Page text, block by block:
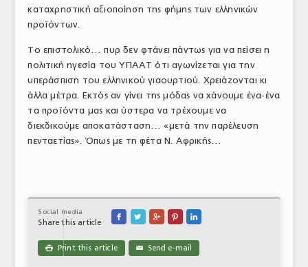
καταχρηστική αξιοποίηση της φήμης των ελληνικών
προϊόντων.
Το επιστολικό… πυρ δεν φτάνει πάντως για να πείσει η
πολιτική ηγεσία του ΥΠΑΑΤ ότι αγωνίζεται για την
υπεράσπιση του ελληνικού γιαουρτιού. Χρειάζονται κι
άλλα μέτρα. Εκτός αν γίνει της μόδας να χάνουμε ένα-ένα
τα προϊόντα μας και ύστερα να τρέχουμε να
διεκδικούμε αποκατάσταση… «μετά την παρέλευση
πενταετίας». Όπως με τη φέτα Ν. Αφρικής…
Social media
Share this article
    
 Print this article ✉ Send e-mail